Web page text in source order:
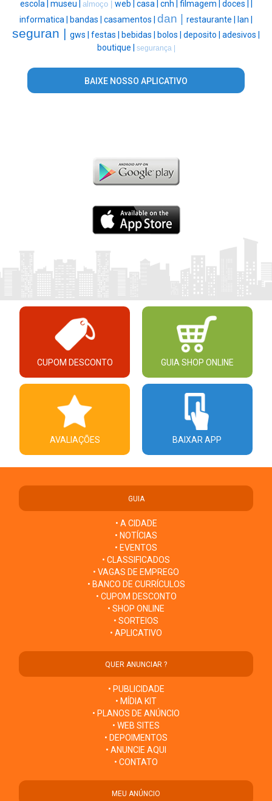
escola | museu | almoço | web | casa | cnh | filmagem | doces |
informatica | bandas | casamentos | dan | restaurante | lan |
seguran | gws | festas | bebidas | bolos | deposito | adesivos |
boutique | segurança |
BAIXE NOSSO APLICATIVO
CUPOM DESCONTO GUIA SHOP ONLINE
AVALIAÇÕES BAIXAR APP
GUIA
• A CIDADE
• NOTÍCIAS
• EVENTOS
• CLASSIFICADOS
• VAGAS DE EMPREGO
• BANCO DE CURRÍCULOS
• CUPOM DESCONTO
• SHOP ONLINE
• SORTEIOS
• APLICATIVO
QUER ANUNCIAR ?
• PUBLICIDADE
• MÍDIA KIT
• PLANOS DE ANÚNCIO
• WEB SITES
• DEPOIMENTOS
• ANUNCIE AQUI
• CONTATO
MEU ANÚNCIO